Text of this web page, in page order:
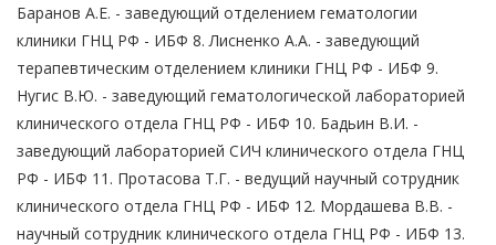
Баранов А.Е. - заведующий отделением гематологии
клиники ГНЦ РФ - ИБФ 8. Лисненко А.А. - заведующий
терапевтическим отделением клиники ГНЦ РФ - ИБФ 9.
Нугис В.Ю. - заведующий гематологической лабораторией
клинического отдела ГНЦ РФ - ИБФ 10. Бадьин В.И. -
заведующий лабораторией СИЧ клинического отдела ГНЦ
РФ - ИБФ 11. Протасова Т.Г. - ведущий научный сотрудник
клинического отдела ГНЦ РФ - ИБФ 12. Мордашева В.В. -
научный сотрудник клинического отдела ГНЦ РФ - ИБФ 13.